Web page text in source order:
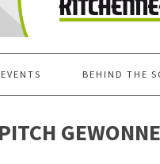
EVENTS BEHIND THE